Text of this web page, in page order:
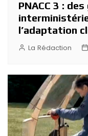
PNACC 3 :
l’adaptation
La Rédaction